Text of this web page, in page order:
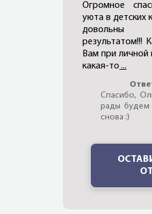
Огромное
уюта в детских
довольны
результатом!!!
Вам при личной
какая-то ...
Спасибо,
рады будем
снова :)